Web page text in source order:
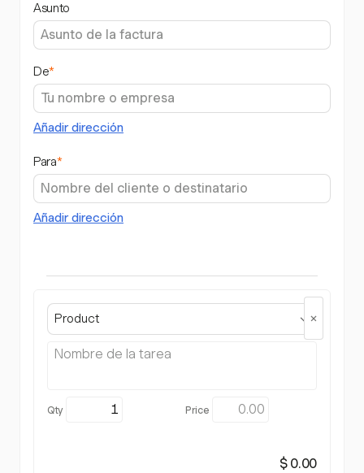
Asunto
De*
Añadir dirección
Para*
Añadir dirección
Product
$ 0.00